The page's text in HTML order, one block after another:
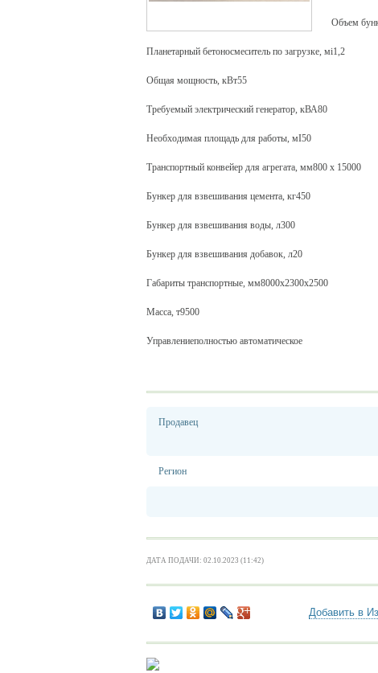
Объем
Планетарный бетоносмеситель по загрузке, мі1,2
Общая мощность, кВт55
Требуемый электрический генератор, кВА80
Необходимая площадь для работы, мІ50
Транспортный конвейер для агрегата, мм800 x 15000
Бункер для взвешивания цемента, кг450
Бункер для взвешивания воды, л300
Бункер для взвешивания добавок, л20
Габариты транспортные, мм8000х2300х2500
Масса, т9500
Управлениеполностью автоматическое
Продавец
Регион
ДАТА ПОДАЧИ: 02.10.2023 (11:42)
Добавить в